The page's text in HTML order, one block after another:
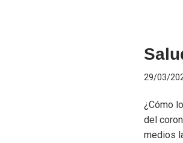
29/03/
¿Cómo
del
medios